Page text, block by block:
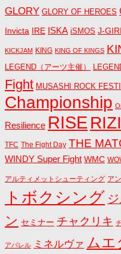
GLORY GLORY OF HEROES
Invicta IRE ISKA iSMOS J-
KICKJAM KING KING OF KINGS
LEGEND（アーツ主催）
Fight MUSASHI ROCK
Championship
Resilience RISE
TFC The Fight Day THE
WINDY Super Fight WMC
アルティメットシューティング ア
トボクシング
ン セミナー チャクリキ
アパレル ミネルヴァ ムエ